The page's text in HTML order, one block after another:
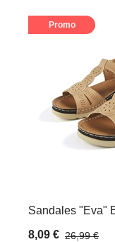
Promo
Sandales "Eva"
8,09 € 26,99 €